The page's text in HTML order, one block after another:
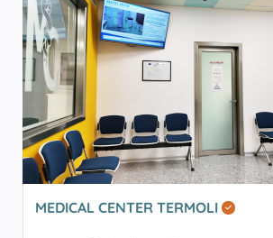
MEDICAL CENTER TERMOLI